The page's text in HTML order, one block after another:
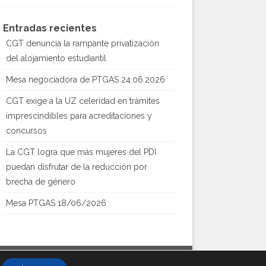
Entradas recientes
CGT denuncia la rampante privatización
del alojamiento estudiantil
Mesa negociadora de PTGAS 24.06.2026
CGT exige a la UZ celeridad en trámites
imprescindibles para acreditaciones y
concursos
La CGT logra que más mujeres del PDI
puedan disfrutar de la reducción por
brecha de género
Mesa PTGAS 18/06/2026